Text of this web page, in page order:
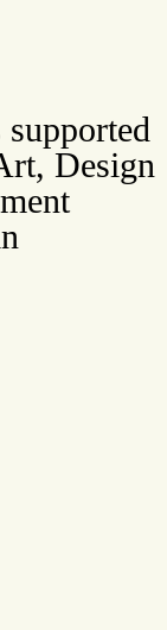
Design